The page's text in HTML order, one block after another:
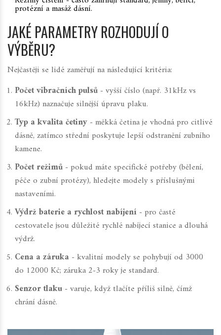
protézní a masáž dásní.
JAKÉ PARAMETRY ROZHODUJÍ O
VÝBĚRU?
Nejčastěji se lidé zaměřují na následující kritéria:
Počet vibračních pulsů - vyšší číslo (např. 31kHz vs
16kHz) naznačuje silnější úpravu plaku.
Typ a kvalita četiny - měkká četina je vhodná pro citlivé
dásně, zatímco střední poskytuje lepší odstranění zubního
kamene.
Počet režimů - pokud máte specifické potřeby (bělení,
péče o zubní protézy), hledejte modely s příslušnými
nastaveními.
Výdrž baterie a rychlost nabíjení - pro časté
cestovatele jsou důležité rychlé nabíjecí stanice a dlouhá
výdrž.
Cena a záruka - kvalitní modely se pohybují od 3000
do 12000 Kč; záruka 2-3 roky je standard.
Senzor tlaku - varuje, když tlačíte příliš silně, čímž
chrání dásně.